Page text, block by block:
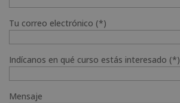
Tu correo electrónico (*)
Indícanos en qué curso estás interesado (*)
Mensaje